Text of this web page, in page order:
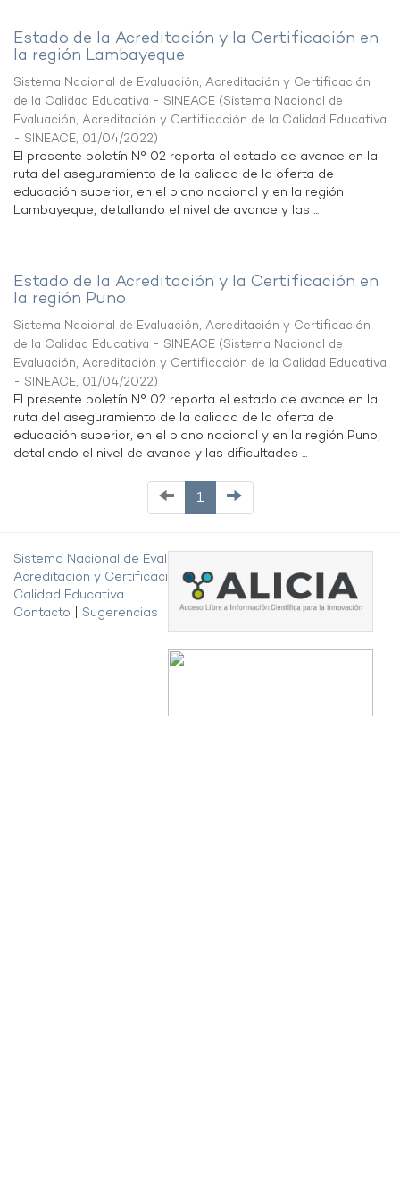
Estado de la Acreditación y la Certificación en
la región Lambayeque
Sistema Nacional de Evaluación, Acreditación y Certificación
de la Calidad Educativa - SINEACE (Sistema Nacional de
Evaluación, Acreditación y Certificación de la Calidad Educativa
- SINEACE, 01/04/2022)
El presente boletín N° 02 reporta el estado de avance en la
ruta del aseguramiento de la calidad de la oferta de
educación superior, en el plano nacional y en la región
Lambayeque, detallando el nivel de avance y las ...
Estado de la Acreditación y la Certificación en
la región Puno
Sistema Nacional de Evaluación, Acreditación y Certificación
de la Calidad Educativa - SINEACE (Sistema Nacional de
Evaluación, Acreditación y Certificación de la Calidad Educativa
- SINEACE, 01/04/2022)
El presente boletín N° 02 reporta el estado de avance en la
ruta del aseguramiento de la calidad de la oferta de
educación superior, en el plano nacional y en la región Puno,
detallando el nivel de avance y las dificultades ...
1
Sistema Nacional de Evaluación,
Acreditación y Certificación de la
Calidad Educativa
Contacto
Sugerencias